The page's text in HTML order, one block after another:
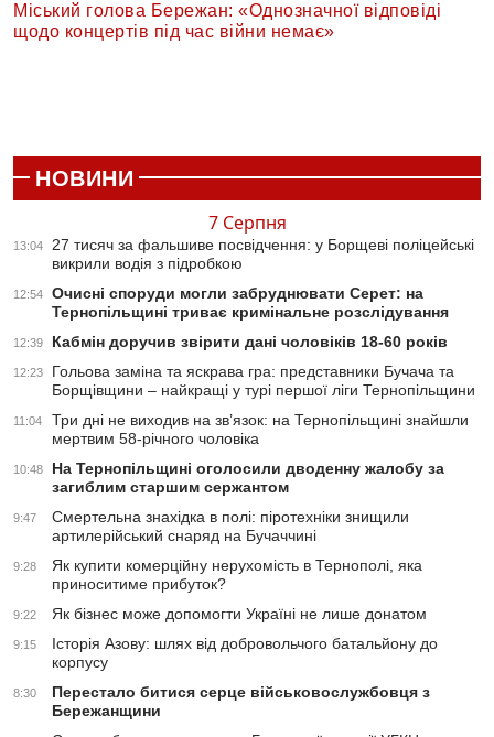
Міський голова Бережан: «Однозначної відповіді
щодо концертів під час війни немає»
НОВИНИ
7 Серпня
13:04
27 тисяч за фальшиве посвідчення: у Борщеві поліцейські
викрили водія з підробкою
12:54
Очисні споруди могли забруднювати Серет: на
Тернопільщині триває кримінальне розслідування
12:39 Кабмін доручив звірити дані чоловіків 18-60 років
12:23
Гольова заміна та яскрава гра: представники Бучача та
Борщівщини – найкращі у турі першої ліги Тернопільщини
11:04
Три дні не виходив на зв’язок: на Тернопільщині знайшли
мертвим 58-річного чоловіка
10:48
На Тернопільщині оголосили дводенну жалобу за
загиблим старшим сержантом
9:47
Смертельна знахідка в полі: піротехніки знищили
артилерійський снаряд на Бучаччині
9:28
Як купити комерційну нерухомість в Тернополі, яка
приноситиме прибуток?
9:22 Як бізнес може допомогти Україні не лише донатом
9:15
Історія Азову: шлях від добровольчого батальйону до
корпусу
8:30
Перестало битися серце військовослужбовця з
Бережанщини